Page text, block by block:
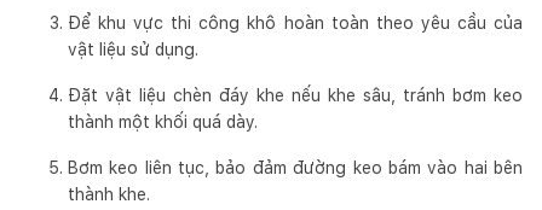
Để khu vực thi công khô hoàn toàn theo yêu cầu của
vật liệu sử dụng.
Đặt vật liệu chèn đáy khe nếu khe sâu, tránh bơm keo
thành một khối quá dày.
Bơm keo liên tục, bảo đảm đường keo bám vào hai bên
thành khe.